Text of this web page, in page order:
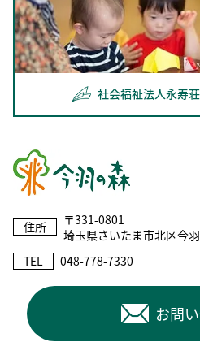
社会福祉法人永寿
住所
〒331-0801
埼玉県さいたま市北区今
TEL
048-778-7330
お問